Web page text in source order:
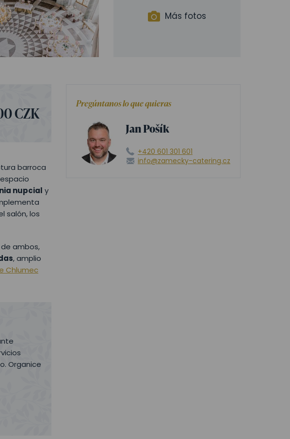
Más fotos
CZK
barroca
nupcial y
salón, los
ambos,
, amplio
Chlumec
Organice
Pregúntanos lo que quieras
Jan Pošík
+420 601 301 601
info@zamecky-catering.cz